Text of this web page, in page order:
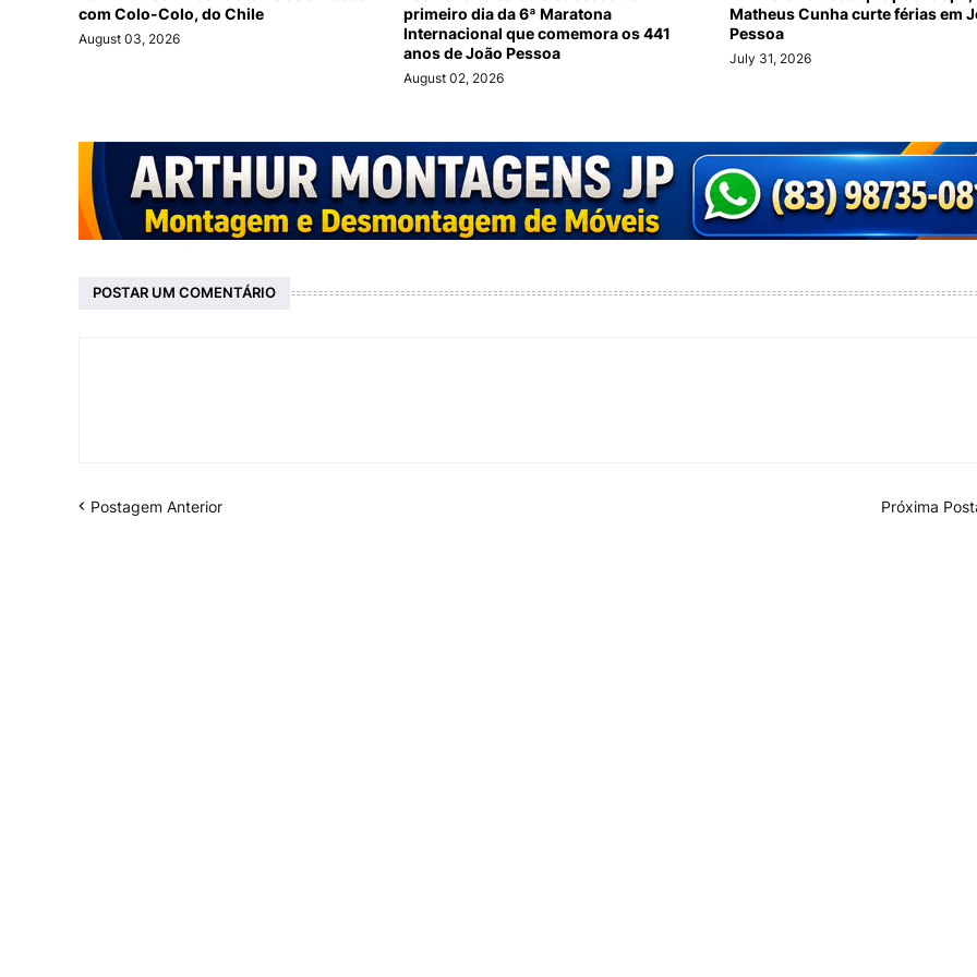
com Colo-Colo, do Chile
August 03, 2026
primeiro dia da 6ª Maratona
Internacional que comemora os 441
anos de João Pessoa
August 02, 2026
Matheus Cunha curte férias em
Pessoa
July 31, 2026
POSTAR UM COMENTÁRIO
Postagem Anterior Próxima